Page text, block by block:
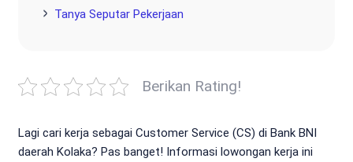
Tanya Seputar Pekerjaan
Berikan Rating!
Lagi cari kerja sebagai Customer Service (CS) di Bank BNI
daerah Kolaka? Pas banget! Informasi lowongan kerja ini